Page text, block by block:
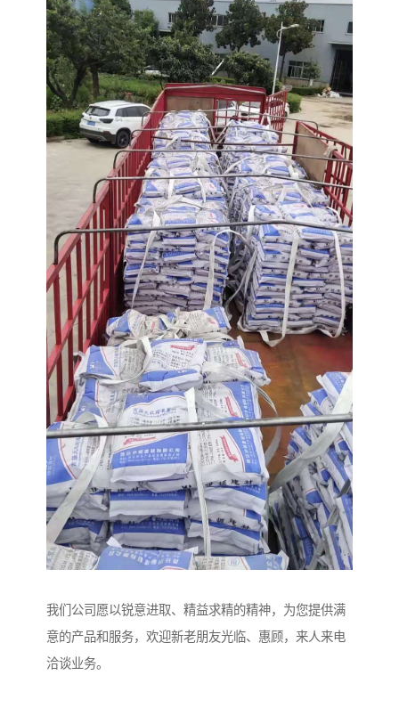
我们公司愿以锐意进取、精益求精的精神，为您提供满
意的产品和服务，欢迎新老朋友光临、惠顾，来人来电
洽谈业务。